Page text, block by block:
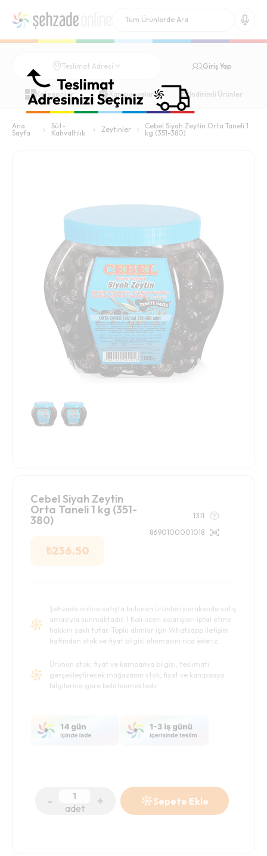
Teslimat Adresi Giriş Yap
Kategoriler Kampanyalar İndirimli Ürünler
Ana
Sayfa
Süt-
Kahvaltılık
Zeytinler
Cebel Siyah Zeytin Orta Taneli 1
kg (351-380)
Cebel Siyah Zeytin
Orta Taneli 1 kg (351-
380)
₺236.50
1311
8690100001018
Şehzade online satışta bulunan ürünleri perakende satış
amacıyla sunmaktadır. 1 Koli üzeri siparişleri iptal etme
hakkını saklı tutar. Toplu alımlar için Whatsapp iletişim
hattından stok ve fiyat bilgisi alınmasını rica ederiz.
Ürünün stok, fiyat ve kampanya bilgisi, teslimatı
gerçekleştirecek mağazanın stok, fiyat ve kampanya
bilgilerine göre belirlenmektedir.
- adet + Sepete Ekle